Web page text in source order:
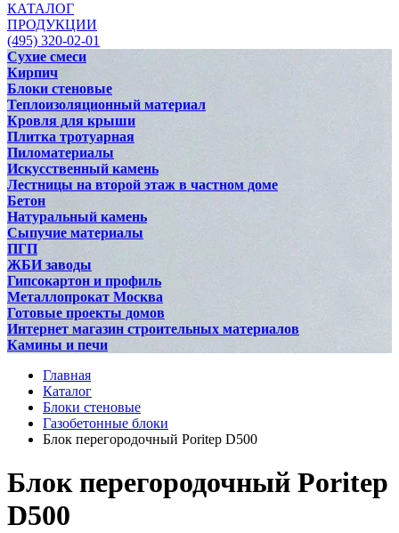
КАТАЛОГ
ПРОДУКЦИИ
(495) 320-02-01
Сухие смеси
Кирпич
Блоки стеновые
Теплоизоляционный материал
Кровля для крыши
Плитка тротуарная
Пиломатериалы
Искусственный камень
Лестницы на второй этаж в частном доме
Бетон
Натуральный камень
Сыпучие материалы
ПГП
ЖБИ заводы
Гипсокартон и профиль
Металлопрокат Москва
Готовые проекты домов
Интернет магазин строительных материалов
Камины и печи
Главная
Каталог
Блоки стеновые
Газобетонные блоки
Блок перегородочный Poritep D500
Блок перегородочный Poritep
D500